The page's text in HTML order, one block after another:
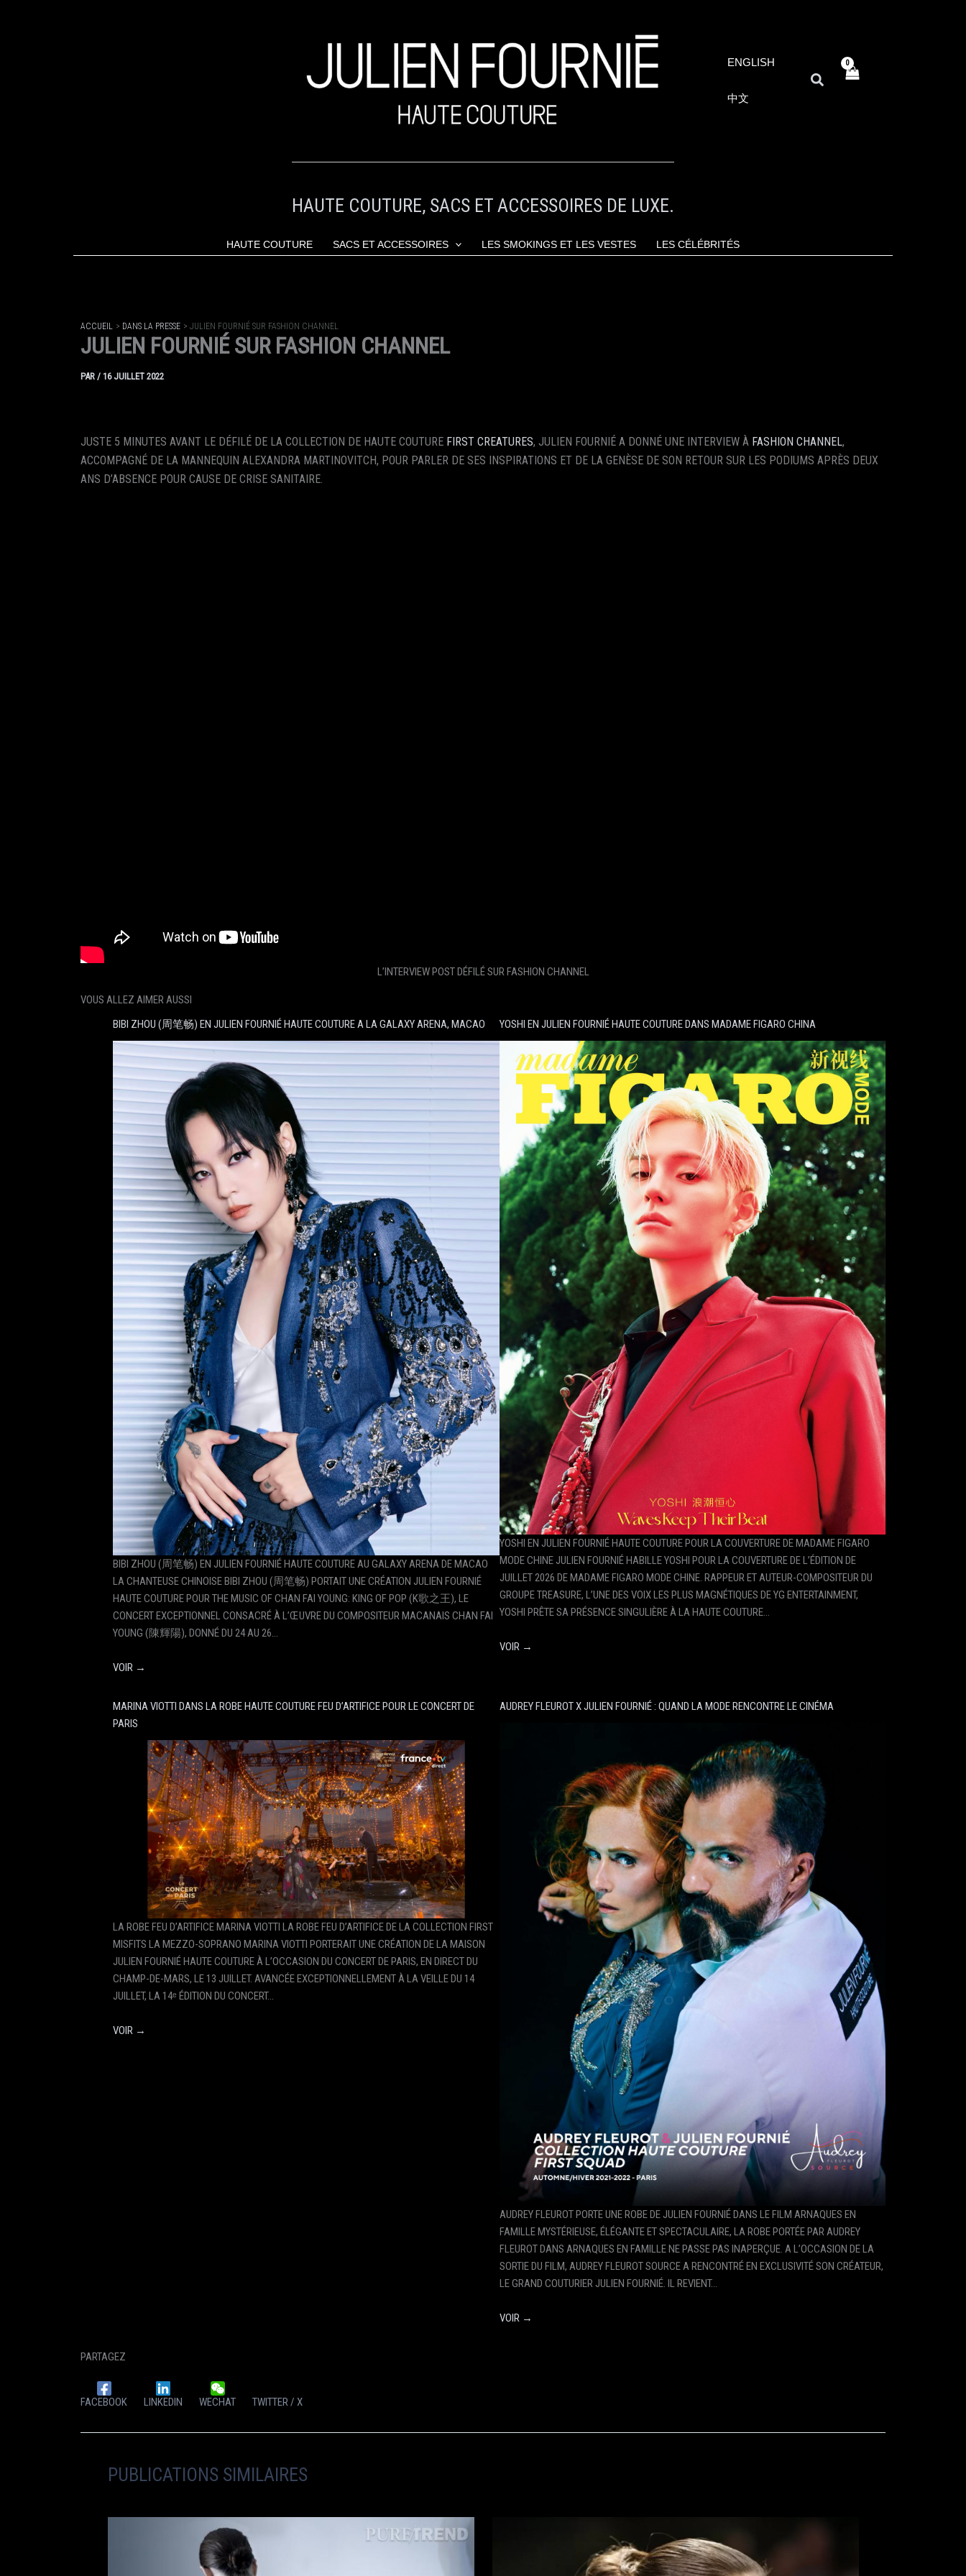
ENGLISH
中文
RECHERCHER
HAUTE COUTURE, SACS ET ACCESSOIRES DE LUXE.
HAUTE COUTURE SACS ET ACCESSOIRES LES SMOKINGS ET LES VESTES LES CÉLÉBRITÉS
ACCUEIL DANS LA PRESSE JULIEN FOURNIÉ SUR FASHION CHANNEL
JULIEN FOURNIÉ SUR FASHION CHANNEL
PAR / 16 JUILLET 2022
JUSTE 5 MINUTES AVANT LE DÉFILÉ DE LA COLLECTION DE HAUTE COUTURE FIRST CREATURES, JULIEN FOURNIÉ A DONNÉ UNE INTERVIEW À FASHION CHANNEL,
ACCOMPAGNÉ DE LA MANNEQUIN ALEXANDRA MARTINOVITCH, POUR PARLER DE SES INSPIRATIONS ET DE LA GENÈSE DE SON RETOUR SUR LES PODIUMS APRÈS DEUX
ANS D’ABSENCE POUR CAUSE DE CRISE SANITAIRE.
L’INTERVIEW POST DÉFILÉ SUR FASHION CHANNEL
VOUS ALLEZ AIMER AUSSI
BIBI ZHOU (周笔畅) EN JULIEN FOURNIÉ HAUTE COUTURE A LA GALAXY ARENA, MACAO
BIBI ZHOU (周笔畅) EN JULIEN FOURNIÉ HAUTE COUTURE AU GALAXY ARENA DE MACAO
LA CHANTEUSE CHINOISE BIBI ZHOU (周笔畅) PORTAIT UNE CRÉATION JULIEN FOURNIÉ
HAUTE COUTURE POUR THE MUSIC OF CHAN FAI YOUNG: KING OF POP (K歌之王), LE
CONCERT EXCEPTIONNEL CONSACRÉ À L’ŒUVRE DU COMPOSITEUR MACANAIS CHAN FAI
YOUNG (陳輝陽), DONNÉ DU 24 AU 26…
VOIR →
YOSHI EN JULIEN FOURNIÉ HAUTE COUTURE DANS MADAME FIGARO CHINA
YOSHI EN JULIEN FOURNIÉ HAUTE COUTURE POUR LA COUVERTURE DE MADAME FIGARO
MODE CHINE JULIEN FOURNIÉ HABILLE YOSHI POUR LA COUVERTURE DE L’ÉDITION DE
JUILLET 2026 DE MADAME FIGARO MODE CHINE. RAPPEUR ET AUTEUR-COMPOSITEUR DU
GROUPE TREASURE, L’UNE DES VOIX LES PLUS MAGNÉTIQUES DE YG ENTERTAINMENT,
YOSHI PRÊTE SA PRÉSENCE SINGULIÈRE À LA HAUTE COUTURE…
VOIR →
MARINA VIOTTI DANS LA ROBE HAUTE COUTURE FEU D’ARTIFICE POUR LE CONCERT DE
PARIS
LA ROBE FEU D’ARTIFICE MARINA VIOTTI LA ROBE FEU D’ARTIFICE DE LA COLLECTION FIRST
MISFITS LA MEZZO-SOPRANO MARINA VIOTTI PORTERAIT UNE CRÉATION DE LA MAISON
JULIEN FOURNIÉ HAUTE COUTURE À L’OCCASION DU CONCERT DE PARIS, EN DIRECT DU
CHAMP-DE-MARS, LE 13 JUILLET. AVANCÉE EXCEPTIONNELLEMENT À LA VEILLE DU 14
JUILLET, LA 14ᵉ ÉDITION DU CONCERT…
VOIR →
AUDREY FLEUROT X JULIEN FOURNIÉ : QUAND LA MODE RENCONTRE LE CINÉMA
AUDREY FLEUROT PORTE UNE ROBE DE JULIEN FOURNIÉ DANS LE FILM ARNAQUES EN
FAMILLE MYSTÉRIEUSE, ÉLÉGANTE ET SPECTACULAIRE, LA ROBE PORTÉE PAR AUDREY
FLEUROT DANS ARNAQUES EN FAMILLE NE PASSE PAS INAPERÇUE. A L’OCCASION DE LA
SORTIE DU FILM, AUDREY FLEUROT SOURCE A RENCONTRÉ EN EXCLUSIVITÉ SON CRÉATEUR,
LE GRAND COUTURIER JULIEN FOURNIÉ. IL REVIENT…
VOIR →
PARTAGEZ
FACEBOOK LINKEDIN WECHAT TWITTER / X
PUBLICATIONS SIMILAIRES